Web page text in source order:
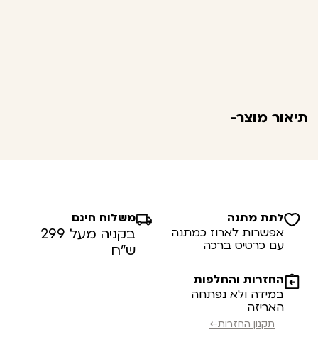
תיאור מוצר-
לתת מתנה
אפשרות לארוז כמתנה
עם כרטיס ברכה
משלוח חינם
בקניה מעל 299
ש”ח
החזרות והחלפות
במידה ולא נפתחה
האריזה
תקנון החזרות←